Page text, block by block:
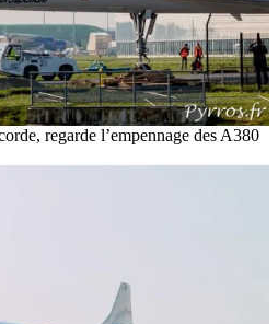
regarde l’empennage des A380